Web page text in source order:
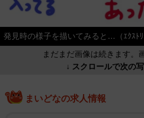
発見時の様子を描いてみると…（ｴｸｽﾄﾘ
まだまだ画像は続きます。
↓ スクロールで次の
まいどなの求人情報